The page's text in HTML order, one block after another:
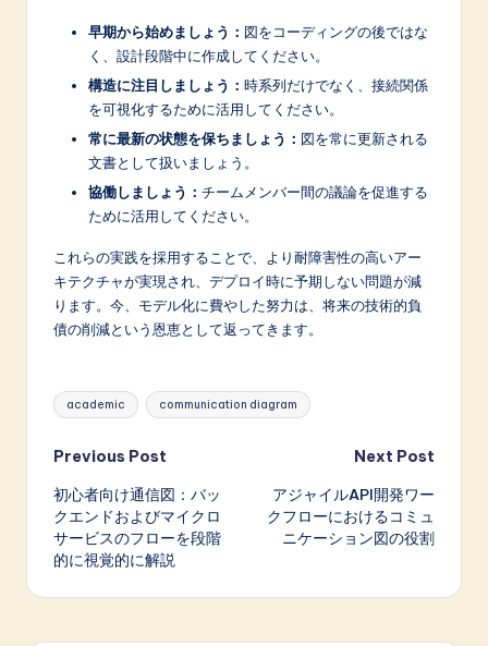
早期から始めましょう： 図をコーディングの後ではな
く、設計段階中に作成してください。
構造に注目しましょう： 時系列だけでなく、接続関係
を可視化するために活用してください。
常に最新の状態を保ちましょう： 図を常に更新される
文書として扱いましょう。
協働しましょう： チームメンバー間の議論を促進する
ために活用してください。
これらの実践を採用することで、より耐障害性の高いアー
キテクチャが実現され、デプロイ時に予期しない問題が減
ります。今、モデル化に費やした努力は、将来の技術的負
債の削減という恩恵として返ってきます。
Tags:
academic communication diagram
Post
navigation
Previous Post
初心者向け通信図：バッ
クエンドおよびマイクロ
サービスのフローを段階
的に視覚的に解説
Next Post
アジャイルAPI開発ワー
クフローにおけるコミュ
ニケーション図の役割